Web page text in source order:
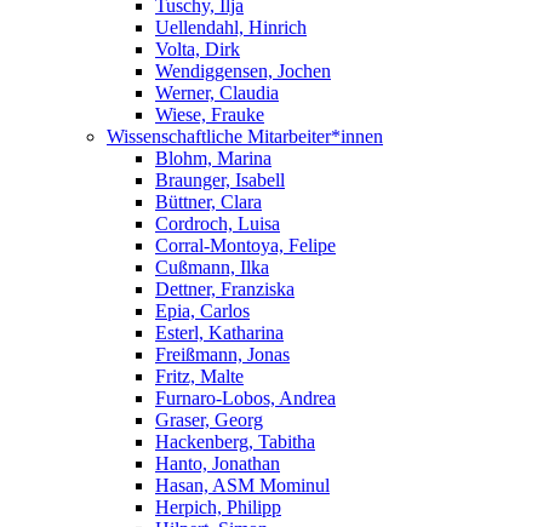
Tuschy, Ilja
Uellendahl, Hinrich
Volta, Dirk
Wendiggensen, Jochen
Werner, Claudia
Wiese, Frauke
Wissenschaftliche Mitarbeiter*innen
Blohm, Marina
Braunger, Isabell
Büttner, Clara
Cordroch, Luisa
Corral-Montoya, Felipe
Cußmann, Ilka
Dettner, Franziska
Epia, Carlos
Esterl, Katharina
Freißmann, Jonas
Fritz, Malte
Furnaro-Lobos, Andrea
Graser, Georg
Hackenberg, Tabitha
Hanto, Jonathan
Hasan, ASM Mominul
Herpich, Philipp